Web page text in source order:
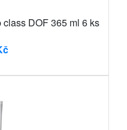
DOF 365 ml 6 ks